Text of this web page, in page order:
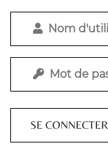
SE CONNECTER